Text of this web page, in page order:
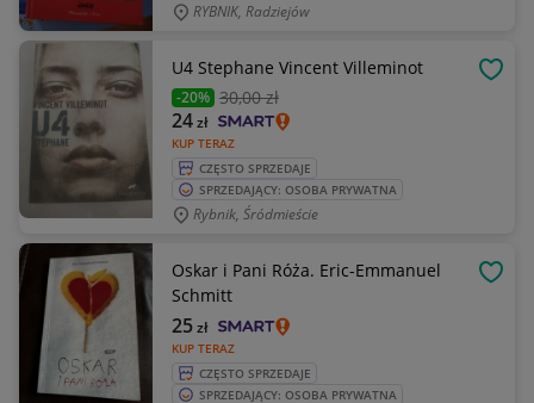
RYBNIK, Radziejów
U4 Stephane Vincent Villeminot
-20% 30,00 zł
KUP TERAZ
24zł
CZĘSTO SPRZEDAJE
SPRZEDAJĄCY: OSOBA PRYWATNA
Rybnik, Śródmieście
Oskar i Pani Róża. Eric-Emmanuel
Schmitt
KUP TERAZ
25zł
CZĘSTO SPRZEDAJE
SPRZEDAJĄCY: OSOBA PRYWATNA